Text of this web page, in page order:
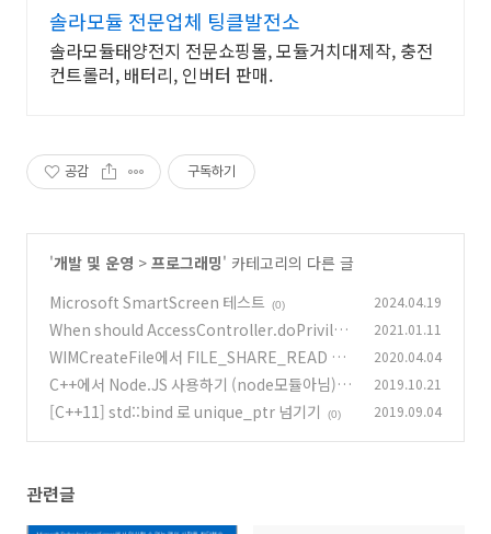
솔라모듈 전문업체 팅클발전소
솔라모듈태양전지 전문쇼핑몰, 모듈거치대제작, 충전
컨트롤러, 배터리, 인버터 판매.
공감 구독하기
'개발 및 운영 > 프로그래밍' 카테고리의 다른 글
Microsoft SmartScreen 테스트
(0) 2024.04.19
When should AccessController.doPrivileg
ed() be used? (0)
2021.01.11
WIMCreateFile에서 FILE_SHARE_READ 적
용하기 (WIMCreateFile분석)
(0)
2020.04.04
C++에서 Node.JS 사용하기 (node모듈아님)
(0)
2019.10.21
[C++11] std::bind 로 unique_ptr 넘기기 (0) 2019.09.04
관련글